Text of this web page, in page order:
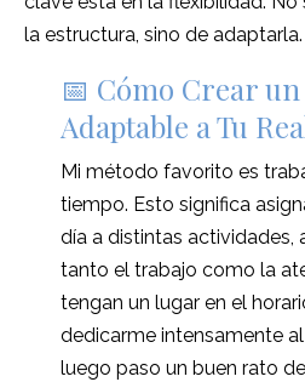
la estructura, sino de adaptarla.
📅 Cómo Crear
Adaptable a Tu
Mi método favorito es
tiempo. Esto significa
día a distintas actividades,
tanto el trabajo como la
tengan un lugar en el
dedicarme intensamente
luego paso un buen rato